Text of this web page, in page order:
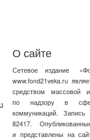
О сайте
Сетевое издание «
www.fond21veka.ru
средством массовой
по надзору в
коммуникаций.
82417.
и представлены на